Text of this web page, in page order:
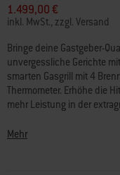
5
Sternen,
Durchschnittswert
der
Bewertung.
Read
a
Review.
Link
auf
Seite.
1.499,00 €
inkl. MwSt., zzgl. Versand
Bringe deine Gastgeber-
unvergessliche Gerichte
smarten Gasgrill mit 4
Thermometer. Erhöhe die
mehr Leistung in der
Immer die perfekte
Mehr